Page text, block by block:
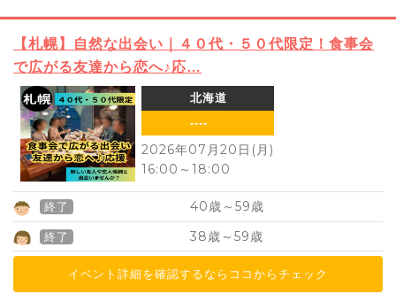
【札幌】自然な出会い｜４０代・５０代限定！食事会
で広がる友達から恋へ♪応…
北海道
----
2026年07月20日(月)
16:00 ～ 18:00
終了 40歳～ 59歳
終了 38歳～ 59歳
イベント詳細を確認するならココからチェック